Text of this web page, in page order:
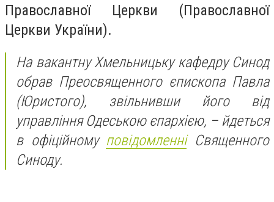
Православної Церкви (Православної
Церкви України).
На вакантну Хмельницьку кафедру Синод
обрав Преосвященного єпископа Павла
(Юристого), звільнивши його від
управління Одеською єпархією, – йдеться
в офіційному повідомленніСвященного
Синоду.